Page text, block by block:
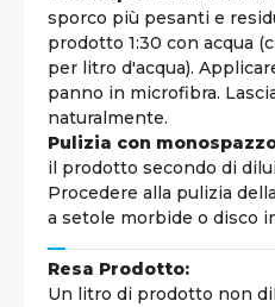
sporco più pesanti e
prodotto 1:30 con acqua
per litro d'acqua).
panno in microfibra.
naturalmente.
Pulizia con
il prodotto secondo di
Procedere alla pulizia
a setole morbide o disco
Resa Prodotto:
Un litro di prodotto non